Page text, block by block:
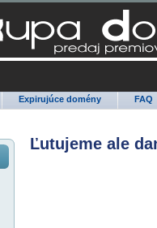
Expirujúce domény FAQ
Ľutujeme ale